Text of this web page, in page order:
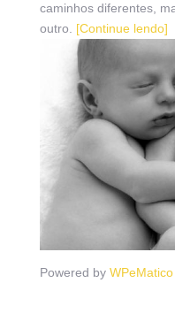
caminhos diferentes,
outro. [Continue lendo]
Powered by WPeMatico